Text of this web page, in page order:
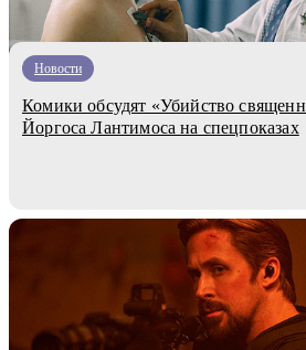
Новости
Комики обсудят «Убийство
Йоргоса Лантимоса на спецпоказах